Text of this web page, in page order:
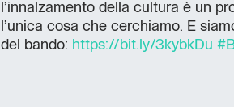
l’innalzamento della cultura è un
l’unica cosa che cerchiamo. E
del bando: https://bit.ly/3kybkDu